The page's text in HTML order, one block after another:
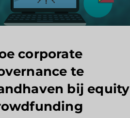
corporate
te
bij equity